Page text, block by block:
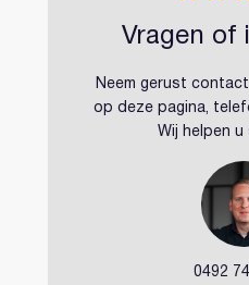
Vragen of
Neem gerust
op deze pagina,
Wij helpen u
0492